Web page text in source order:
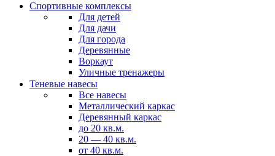
Спортивные комплексы
Для детей
Для дачи
Для города
Деревянные
Воркаут
Уличные тренажеры
Теневые навесы
Все навесы
Металлический каркас
Деревянный каркас
до 20 кв.м.
20 — 40 кв.м.
от 40 кв.м.